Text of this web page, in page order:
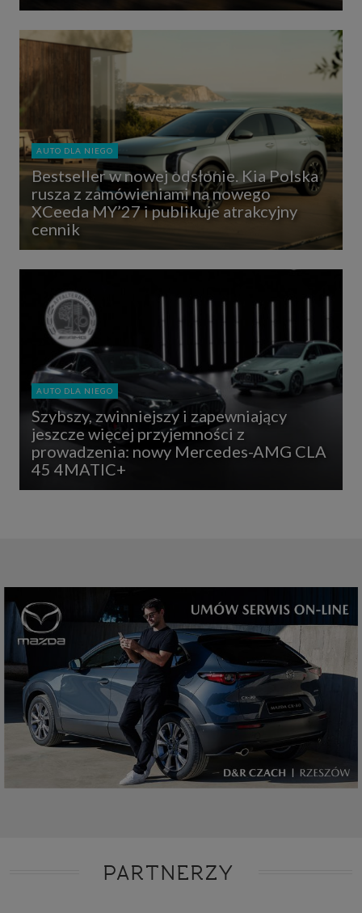
AUTO DLA NIEGO
Bestseller w nowej odsłonie. Kia Polska
rusza z zamówieniami na nowego
XCeeda MY’27 i publikuje atrakcyjny
cennik
AUTO DLA NIEGO
Szybszy, zwinniejszy i zapewniający
jeszcze więcej przyjemności z
prowadzenia: nowy Mercedes-AMG CLA
45 4MATIC+
PARTNERZY